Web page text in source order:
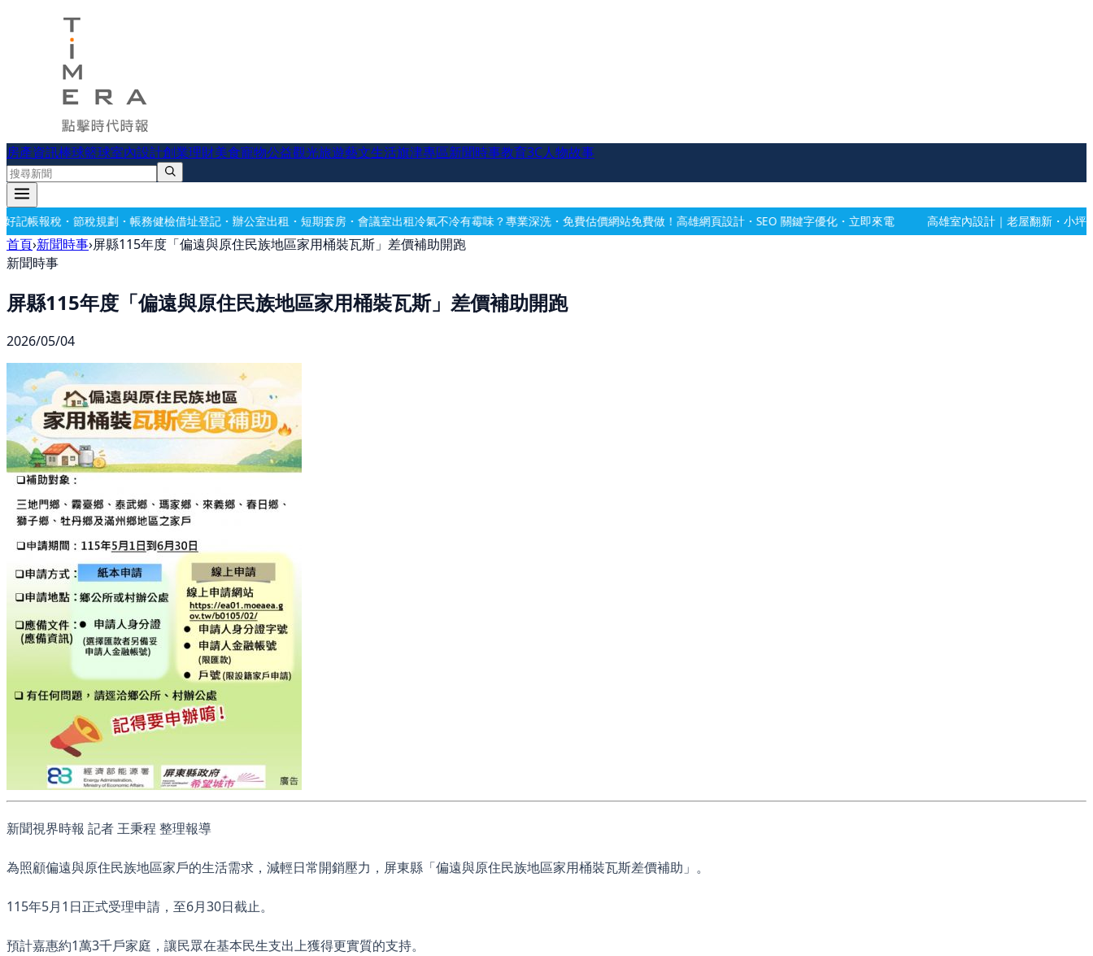
房產資訊棒球籃球室內設計創業理財美食寵物公益觀光旅遊藝文生活旗津專區新聞時事教育3C人物故事
・帳務健檢 借址登記・辦公室出租・短期套房・會議室出租 冷氣不冷有霉味？專業深洗・免費估價網站免費做！高雄網頁設計・SEO 關鍵字優化・立即來電 高雄室內設計｜老屋翻新・小坪數規劃・系統櫃高雄室
首頁›新聞時事›屏縣115年度「偏遠與原住民族地區家用桶裝瓦斯」差價補助開跑
新聞時事
屏縣115年度「偏遠與原住民族地區家用桶裝瓦斯」差價補助開跑
2026/05/04
新聞視界時報 記者 王秉程 整理報導
為照顧偏遠與原住民族地區家戶的生活需求，減輕日常開銷壓力，屏東縣「偏遠與原住民族地區家用桶裝瓦斯差價補助」。
115年5月1日正式受理申請，至6月30日截止。
預計嘉惠約1萬3千戶家庭，讓民眾在基本民生支出上獲得更實質的支持。